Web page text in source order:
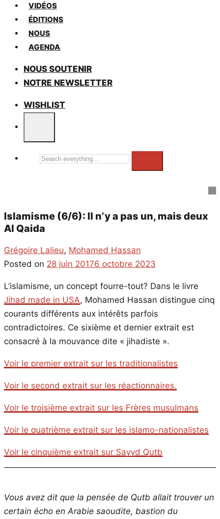
VIDÉOS
ÉDITIONS
NOUS
AGENDA
NOUS SOUTENIR
NOTRE NEWSLETTER
WISHLIST
Search
Islamisme (6/6): Il n’y a pas un, mais deux
Al Qaida
Grégoire Lalieu, Mohamed Hassan
Posted on 28 juin 20176 octobre 2023
L’islamisme, un concept fourre-tout? Dans le livre
Jihad made in USA, Mohamed Hassan distingue cinq
courants différents aux intérêts parfois
contradictoires. Ce sixième et dernier extrait est
consacré à la mouvance dite « jihadiste ».
Voir le premier extrait sur les traditionalistes
Voir le second extrait sur les réactionnaires.
Voir le troisième extrait sur les Frères musulmans
Voir le quatrième extrait sur les islamo-nationalistes
Voir le cinquième extrait sur Sayyd Qutb
Vous avez dit que la pensée de Qutb allait trouver un
certain écho en Arabie saoudite, bastion du